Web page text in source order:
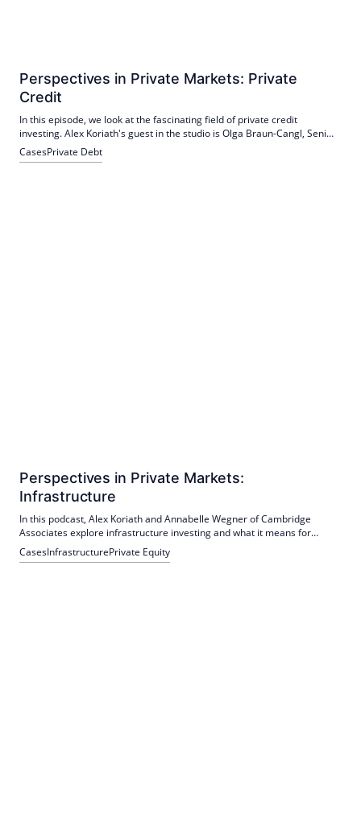
Perspectives in Private Markets: Private
Credit
In this episode, we look at the fascinating field of private credit
investing. Alex Koriath's guest in the studio is Olga Braun-Cangl, Senior
Investment Director and Private Credit Expert at Cambridge
Associates.
CasesPrivate Debt
Perspectives in Private Markets:
Infrastructure
In this podcast, Alex Koriath and Annabelle Wegner of Cambridge
Associates explore infrastructure investing and what it means for
investors.
CasesInfrastructurePrivate Equity